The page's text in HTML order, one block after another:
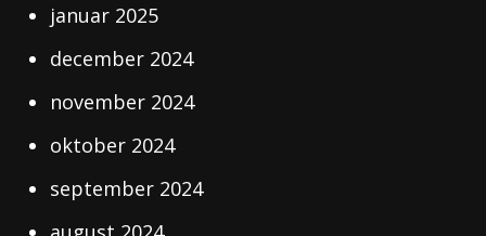
januar 2025
december 2024
november 2024
oktober 2024
september 2024